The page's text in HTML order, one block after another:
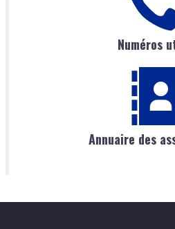
Numéros
Annuaire des